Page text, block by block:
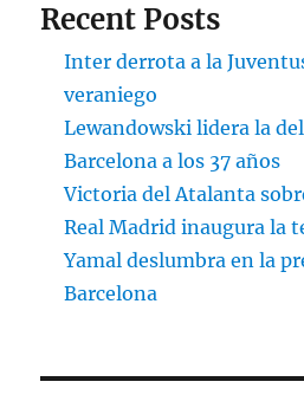
Recent Posts
Inter derrota a la
veraniego
Lewandowski lidera la
Barcelona a los 37 años
Victoria del Atalanta
Real Madrid inaugura la
Yamal deslumbra en la
Barcelona